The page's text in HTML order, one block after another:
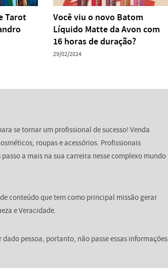
Tarot
Você viu o novo Batom
Líquido Matte da Avon com
16 horas de duração?
29/02/2024
se tornar um profissional de sucesso! Venda
roupas e acessórios. Profissionais
a mais na sua carreira nesse complexo mundo
conteúdo que tem como principal missão gerar
e Veracidade.
pessoa, portanto, não passe essas informações